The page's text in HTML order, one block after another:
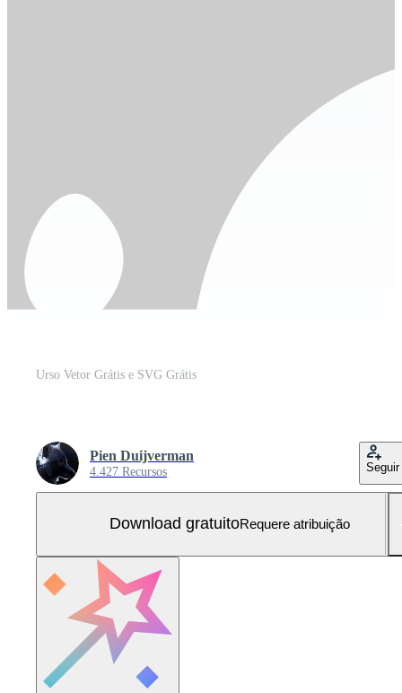
Urso Vetor Grátis e SVG Grátis
Pien Duijverman
4.427 Recursos Seguir
Download gratuitoRequere atribuição